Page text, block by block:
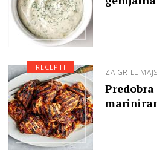
ZA GRILL
RECEPTI